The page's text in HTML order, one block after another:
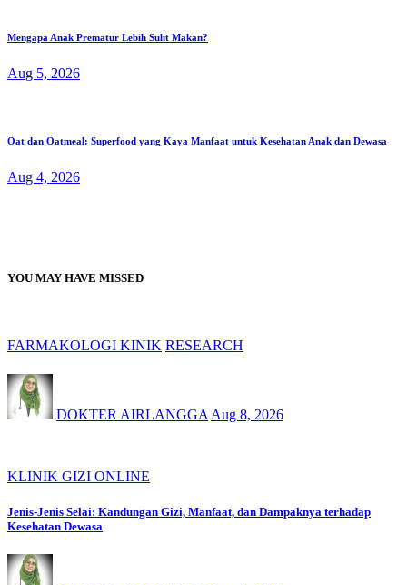
Mengapa Anak Prematur Lebih Sulit Makan?
Aug 5, 2026
Oat dan Oatmeal: Superfood yang Kaya Manfaat untuk Kesehatan Anak dan Dewasa
Aug 4, 2026
YOU MAY HAVE MISSED
FARMAKOLOGI KINIK RESEARCH
DOKTER AIRLANGGA Aug 8, 2026
KLINIK GIZI ONLINE
Jenis-Jenis Selai: Kandungan Gizi, Manfaat, dan Dampaknya terhadap
Kesehatan Dewasa